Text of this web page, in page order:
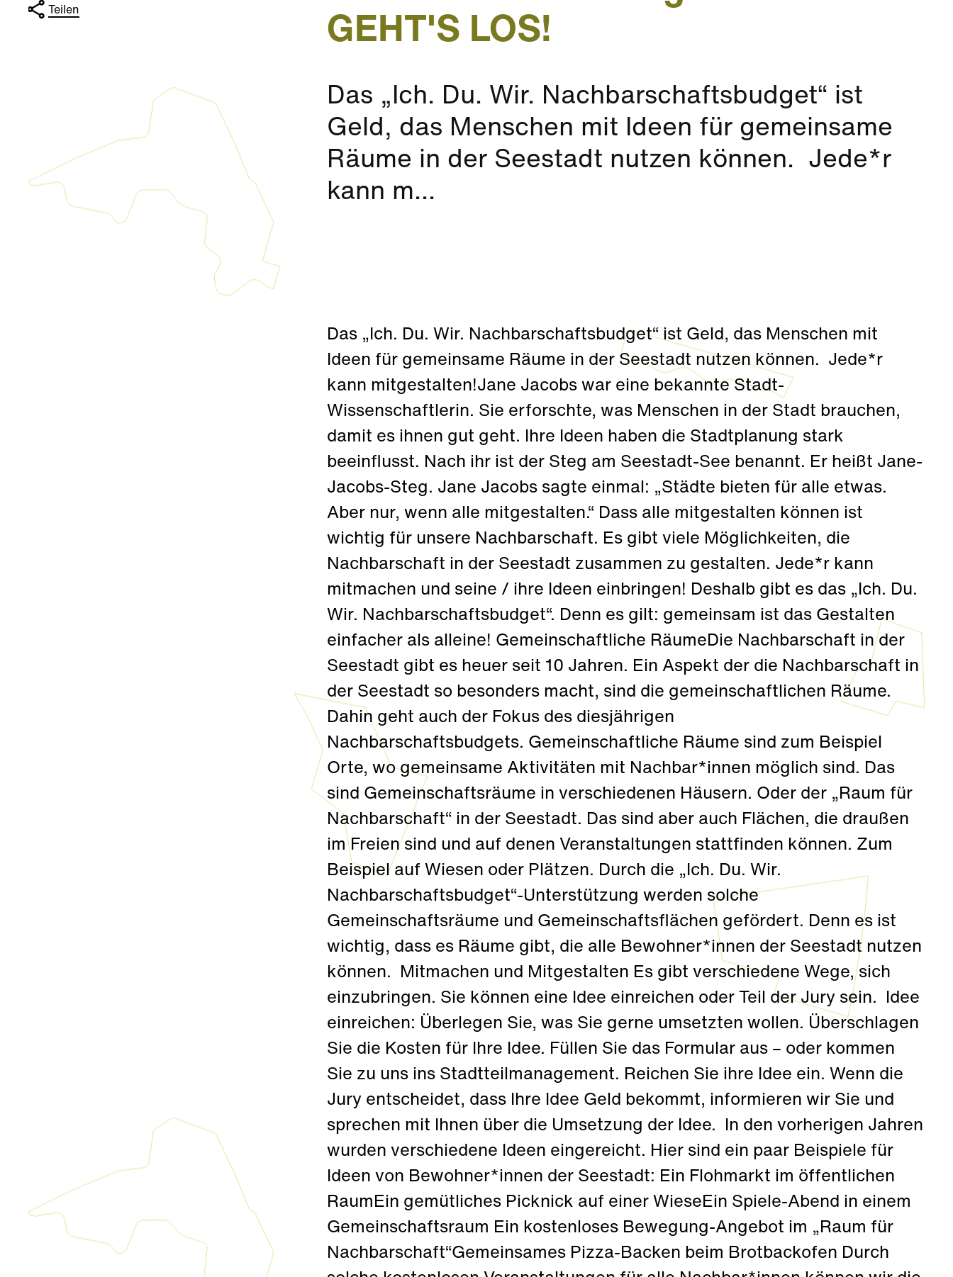
Teilen
GEHT'S LOS!
Das „Ich. Du. Wir. Nachbarschaftsbudget“ ist
Geld, das Menschen mit Ideen für gemeinsame
Räume in der Seestadt nutzen können. Jede*r
kann m...
Das „Ich. Du. Wir. Nachbarschaftsbudget“ ist Geld, das Menschen mit
Ideen für gemeinsame Räume in der Seestadt nutzen können. Jede*r
kann mitgestalten!Jane Jacobs war eine bekannte Stadt-
Wissenschaftlerin. Sie erforschte, was Menschen in der Stadt brauchen,
damit es ihnen gut geht. Ihre Ideen haben die Stadtplanung stark
beeinflusst. Nach ihr ist der Steg am Seestadt-See benannt. Er heißt Jane-
Jacobs-Steg. Jane Jacobs sagte einmal: „Städte bieten für alle etwas.
Aber nur, wenn alle mitgestalten.“ Dass alle mitgestalten können ist
wichtig für unsere Nachbarschaft. Es gibt viele Möglichkeiten, die
Nachbarschaft in der Seestadt zusammen zu gestalten. Jede*r kann
mitmachen und seine / ihre Ideen einbringen! Deshalb gibt es das „Ich. Du.
Wir. Nachbarschaftsbudget“. Denn es gilt: gemeinsam ist das Gestalten
einfacher als alleine! Gemeinschaftliche RäumeDie Nachbarschaft in der
Seestadt gibt es heuer seit 10 Jahren. Ein Aspekt der die Nachbarschaft in
der Seestadt so besonders macht, sind die gemeinschaftlichen Räume.
Dahin geht auch der Fokus des diesjährigen
Nachbarschaftsbudgets. Gemeinschaftliche Räume sind zum Beispiel
Orte, wo gemeinsame Aktivitäten mit Nachbar*innen möglich sind. Das
sind Gemeinschaftsräume in verschiedenen Häusern. Oder der „Raum für
Nachbarschaft“ in der Seestadt. Das sind aber auch Flächen, die draußen
im Freien sind und auf denen Veranstaltungen stattfinden können. Zum
Beispiel auf Wiesen oder Plätzen. Durch die „Ich. Du. Wir.
Nachbarschaftsbudget“-Unterstützung werden solche
Gemeinschaftsräume und Gemeinschaftsflächen gefördert. Denn es ist
wichtig, dass es Räume gibt, die alle Bewohner*innen der Seestadt nutzen
können. Mitmachen und Mitgestalten Es gibt verschiedene Wege, sich
einzubringen. Sie können eine Idee einreichen oder Teil der Jury sein. Idee
einreichen: Überlegen Sie, was Sie gerne umsetzten wollen. Überschlagen
Sie die Kosten für Ihre Idee. Füllen Sie das Formular aus – oder kommen
Sie zu uns ins Stadtteilmanagement. Reichen Sie ihre Idee ein. Wenn die
Jury entscheidet, dass Ihre Idee Geld bekommt, informieren wir Sie und
sprechen mit Ihnen über die Umsetzung der Idee. In den vorherigen Jahren
wurden verschiedene Ideen eingereicht. Hier sind ein paar Beispiele für
Ideen von Bewohner*innen der Seestadt: Ein Flohmarkt im öffentlichen
RaumEin gemütliches Picknick auf einer WieseEin Spiele-Abend in einem
Gemeinschaftsraum Ein kostenloses Bewegung-Angebot im „Raum für
Nachbarschaft“Gemeinsames Pizza-Backen beim Brotbackofen Durch